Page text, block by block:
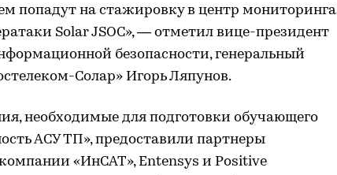
попадут на стажировку в центр мониторинга
Solar JSOC», — отметил вице-президент
безопасности, генеральный
Солар» Игорь Ляпунов.
необходимые для подготовки обучающего
АСУ ТП», предоставили партнеры
«ИнСАТ», Entensys и Positive